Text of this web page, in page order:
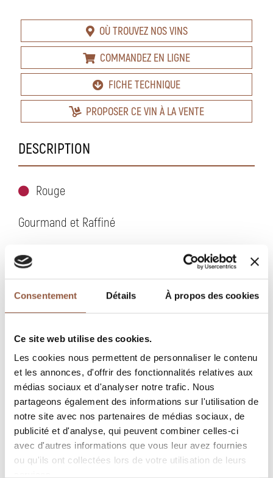
Consentement Détails À propos des cookies
Ce site web utilise des cookies.
Les cookies nous permettent de personnaliser le contenu
et les annonces, d'offrir des fonctionnalités relatives aux
médias sociaux et d'analyser notre trafic. Nous
partageons également des informations sur l'utilisation de
notre site avec nos partenaires de médias sociaux, de
publicité et d'analyse, qui peuvent combiner celles-ci
avec d'autres informations que vous leur avez fournies
ou qu'ils ont collectées lors de votre utilisation de leurs
OÙ TROUVEZ NOS VINS
COMMANDEZ EN LIGNE
FICHE TECHNIQUE
PROPOSER CE VIN À LA VENTE
DESCRIPTION
Rouge
Gourmand et Raffiné
Même si les vignes ont été implantées par les
romains sur les coteaux de Régnié-Durette, ce
n’est qu’en 1988 la qualité des vins a été reconnue
et que l’appellation a été inscrite comme cru du
propriété familial. C’est le coeur de notre domaine,
je les tiens de mon arrière-grand-père. En plus du
côté sentimental, ces vignes sont les premières
parcelles que j’ai travaillé. Le terroir particulier de
cette parcelle, le granit doré, donne une
expression singulière aux vins et à nos maisons
qui ont été construites avec.
CULTURE